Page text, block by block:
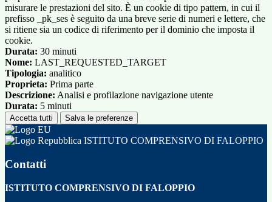
misurare le prestazioni del sito. È un cookie di tipo pattern, in cui il
prefisso _pk_ses è seguito da una breve serie di numeri e lettere, che
si ritiene sia un codice di riferimento per il dominio che imposta il
cookie.
Durata: 30 minuti
Nome: LAST_REQUESTED_TARGET
Tipologia: analitico
Proprieta: Prima parte
Descrizione: Analisi e profilazione navigazione utente
Durata: 5 minuti
Accetta tutti Salva le preferenze
ISTITUTO COMPRENSIVO DI FALOPPIO
Contatti
ISTITUTO COMPRENSIVO DI FALOPPIO